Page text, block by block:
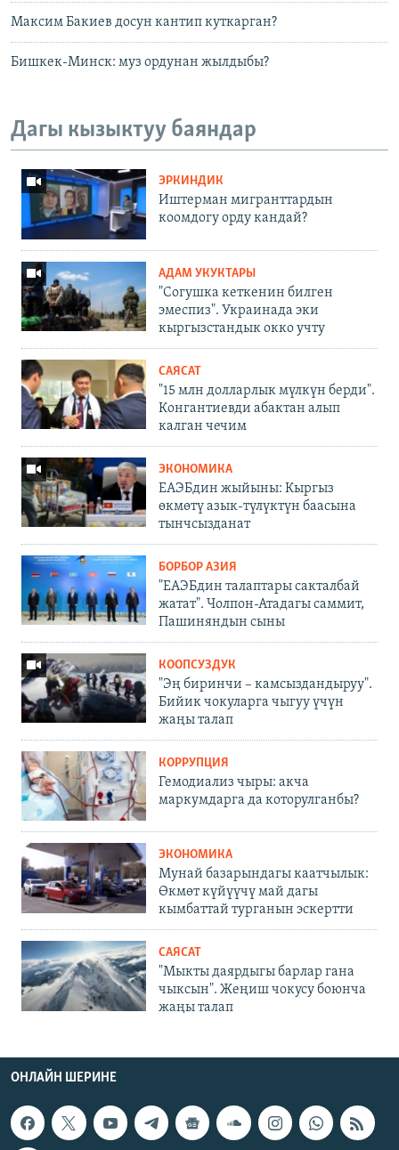
Максим Бакиев досун кантип куткарган?
Бишкек-Минск: муз ордунан жылдыбы?
Дагы кызыктуу баяндар
ЭРКИНДИК
Иштерман мигранттардын
коомдогу орду кандай?
АДАМ УКУКТАРЫ
"Согушка кеткенин билген
эмеспиз". Украинада эки
кыргызстандык окко учту
САЯСАТ
"15 млн долларлык мүлкүн берди".
Конгантиевди абактан алып
калган чечим
ЭКОНОМИКА
ЕАЭБдин жыйыны: Кыргыз
өкмөтү азык-түлүктүн баасына
тынчсызданат
БОРБОР АЗИЯ
"ЕАЭБдин талаптары сакталбай
жатат". Чолпон-Атадагы саммит,
Пашиняндын сыны
КООПСУЗДУК
"Эң биринчи – камсыздандыруу".
Бийик чокуларга чыгуу үчүн
жаңы талап
КОРРУПЦИЯ
Гемодиализ чыры: акча
маркумдарга да которулганбы?
ЭКОНОМИКА
Мунай базарындагы каатчылык:
Өкмөт күйүүчү май дагы
кымбаттай турганын эскертти
САЯСАТ
"Мыкты даярдыгы барлар гана
чыксын". Жеңиш чокусу боюнча
жаңы талап
ОНЛАЙН ШЕРИНЕ